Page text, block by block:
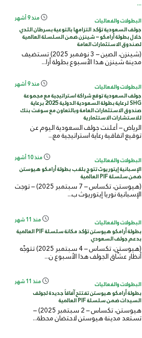
...
البطولات والفعاليات منذ 9 أشهر
جولف السعودية تؤكد التزامها بالتوعية بسرطان الثدي
خلال بطولة أرامكو – شينزن ضمن السلسلة العالمية
لصندوق الاستثمارات العامة
(شينزن، الصين – 3 نوفمبر 2025) تستضيف
مدينة شينزن هذا الأسبوع بطولة أرا...
البطولات والفعاليات منذ 9 أشهر
جولف السعودية توقع شراكة استراتيجية مع مجموعة
SHG لرعاية بطولة السعودية الدولية 2025 برعاية
صندوق الاستثمارات العامة وبالتعاون مع سوفت بنك
للاستشارات الاستثمارية
الرياض – أعلنت جولف السعودية اليوم عن
توقيع اتفاقية رعاية استراتيجية مع...
البطولات والفعاليات منذ 10 أشهر
الإسبانية إيتوريوث تتوج بلقب بطولة أرامكو هيوستن
ضمن سلسلة PIF العالمية
(هيوستن، تكساس – 7 سبتمبر 2025) – توجت
الإسبانية نوريا إيتوريوث ب...
البطولات والفعاليات منذ 11 شهر
بطولة أرامكو هيوستن تؤكد مكانة سلسلة PIF العالمية
بدعم جولف السعودي
(هيوستن، تكساس – 4 سبتمبر 2025) تتوجّه
أنظار عشّاق الجولف هذا الأسبوع ن...
البطولات والفعاليات منذ 11 شهر
بطولة أرامكو هيوستن تفتتح آفاقاً جديدة لجولف
السيدات ضمن سلسلة PIF العالمية
هيوستن، تكساس – 2 سبتمبر 2025) –
تستعد مدينة هيوستن لاحتضان محطة...